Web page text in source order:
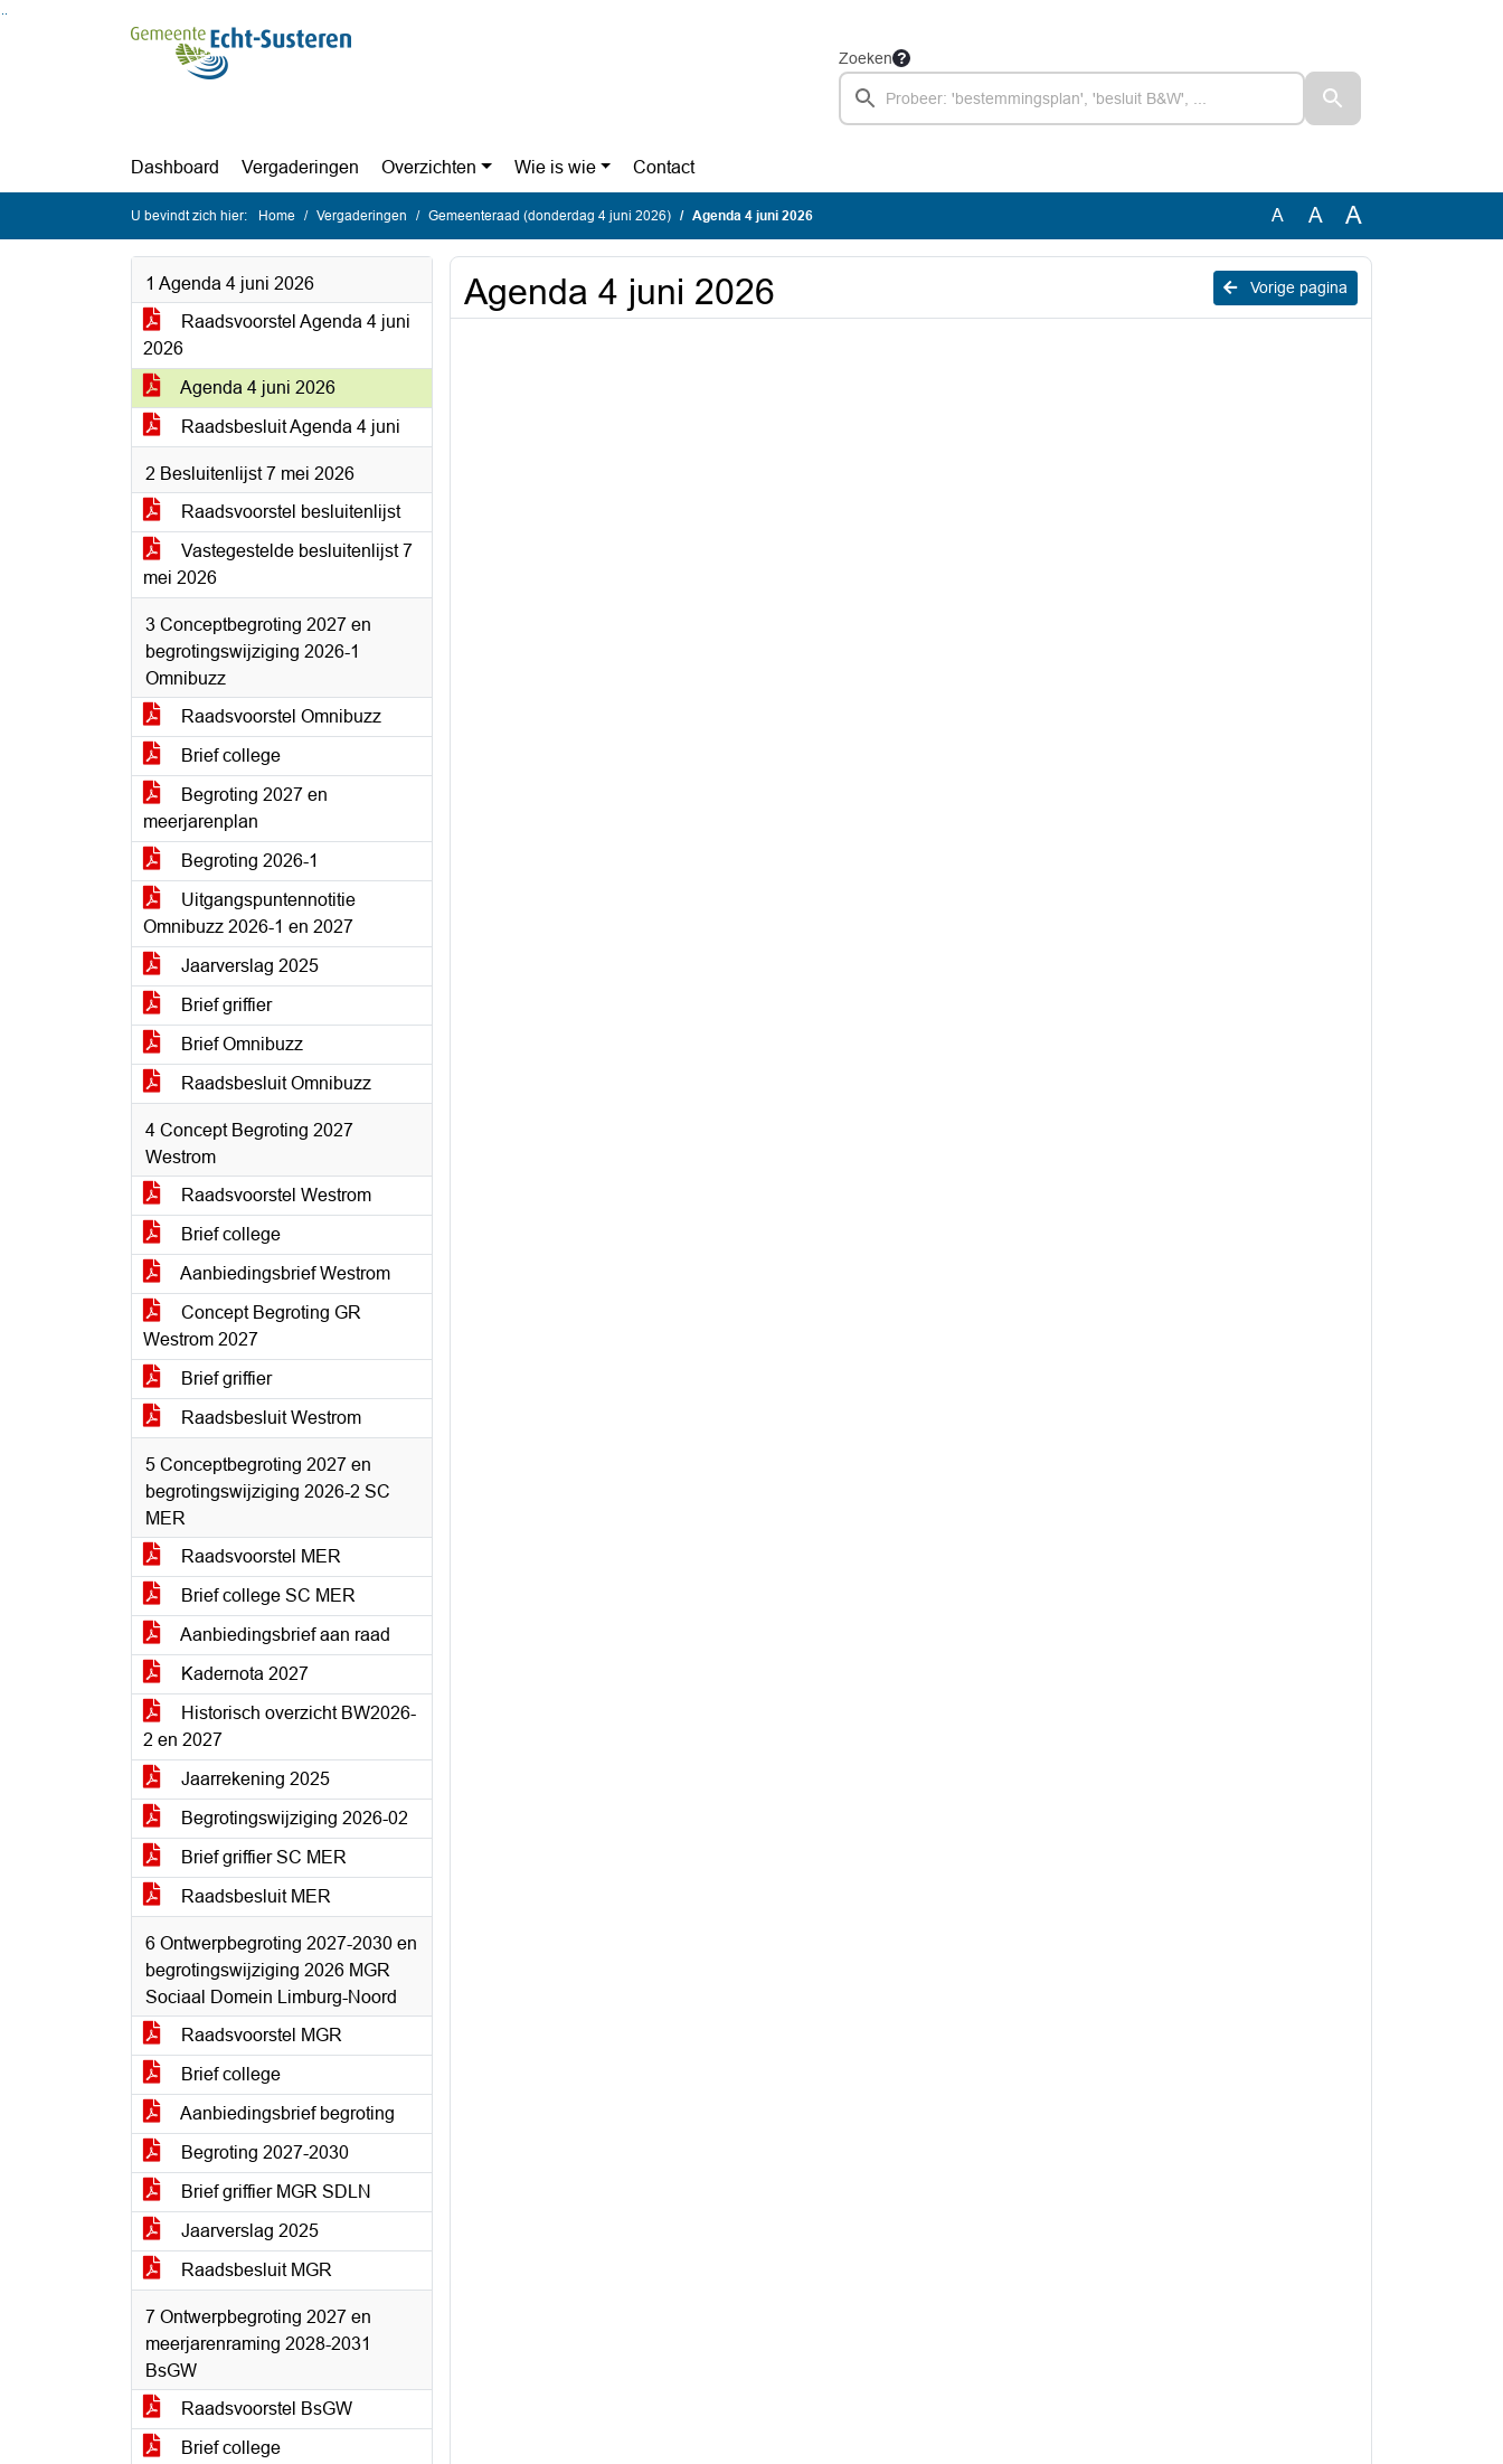
Ga naar de inhoud van deze pagina
Ga naar het zoeken
Ga naar het menu
Zoeken
Dashboard Vergaderingen Overzichten Wie is wie Contact
U bevindt zich hier: Home Vergaderingen Gemeenteraad (donderdag 4 juni 2026) Agenda 4 juni 2026 A A A
1 Agenda 4 juni 2026
Raadsvoorstel Agenda 4 juni
2026
Agenda 4 juni 2026
Raadsbesluit Agenda 4 juni
2 Besluitenlijst 7 mei 2026
Raadsvoorstel besluitenlijst
Vastegestelde besluitenlijst 7
mei 2026
3 Conceptbegroting 2027 en
begrotingswijziging 2026-1
Omnibuzz
Raadsvoorstel Omnibuzz
Brief college
Begroting 2027 en
meerjarenplan
Begroting 2026-1
Uitgangspuntennotitie
Omnibuzz 2026-1 en 2027
Jaarverslag 2025
Brief griffier
Brief Omnibuzz
Raadsbesluit Omnibuzz
4 Concept Begroting 2027
Westrom
Raadsvoorstel Westrom
Brief college
Aanbiedingsbrief Westrom
Concept Begroting GR
Westrom 2027
Brief griffier
Raadsbesluit Westrom
5 Conceptbegroting 2027 en
begrotingswijziging 2026-2 SC
MER
Raadsvoorstel MER
Brief college SC MER
Aanbiedingsbrief aan raad
Kadernota 2027
Historisch overzicht BW2026-
2 en 2027
Jaarrekening 2025
Begrotingswijziging 2026-02
Brief griffier SC MER
Raadsbesluit MER
6 Ontwerpbegroting 2027-2030 en
begrotingswijziging 2026 MGR
Sociaal Domein Limburg-Noord
Raadsvoorstel MGR
Brief college
Aanbiedingsbrief begroting
Begroting 2027-2030
Brief griffier MGR SDLN
Jaarverslag 2025
Raadsbesluit MGR
7 Ontwerpbegroting 2027 en
meerjarenraming 2028-2031
BsGW
Raadsvoorstel BsGW
Brief college
Vorige pagina
Agenda 4 juni 2026